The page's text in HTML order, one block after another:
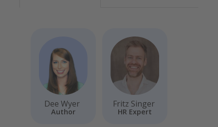
Dee Wyer
Author
Fritz Singer
HR Expert